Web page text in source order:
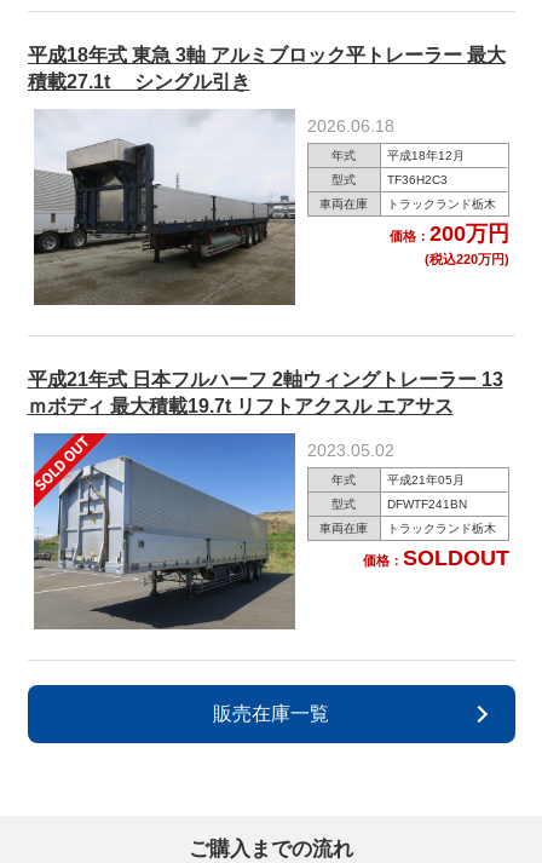
平成18年式 東急 3軸 アルミブロック平トレーラー 最大
積載27.1t シングル引き
2026.06.18
年式
平成18年12月
型式
TF36H2C3
車両在庫
トラックランド栃木
価格： 200万円
(税込220万円)
平成21年式 日本フルハーフ 2軸ウィングトレーラー 13
ｍボディ 最大積載19.7t リフトアクスル エアサス
2023.05.02
年式
平成21年05月
型式
DFWTF241BN
車両在庫
トラックランド栃木
価格： SOLDOUT
販売在庫一覧
ご購入までの流れ